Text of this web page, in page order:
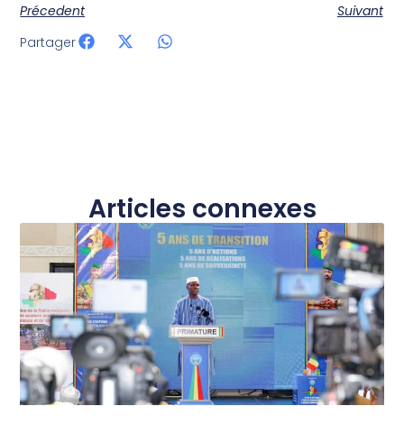
Précedent
Suivant
Partager
Articles connexes